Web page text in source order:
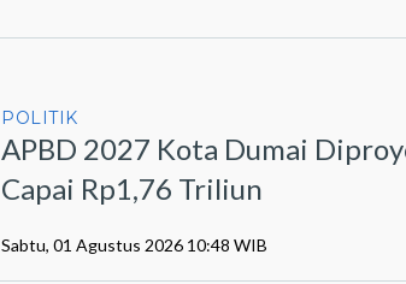
POLITIK
APBD 2027 Kota Dumai
Capai Rp1,76 Triliun
Sabtu, 01 Agustus 2026 10:48 WIB